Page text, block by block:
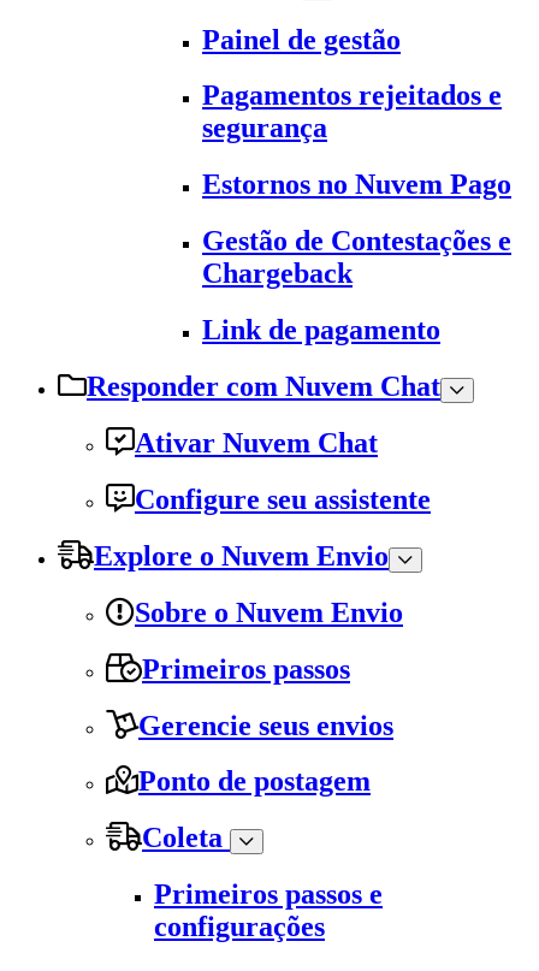
Painel de gestão
Pagamentos rejeitados e
segurança
Estornos no Nuvem Pago
Gestão de Contestações e
Chargeback
Link de pagamento
Responder com Nuvem Chat
Ativar Nuvem Chat
Configure seu assistente
Explore o Nuvem Envio
Sobre o Nuvem Envio
Primeiros passos
Gerencie seus envios
Ponto de postagem
Coleta
Primeiros passos e
configurações